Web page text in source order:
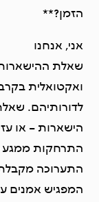
הזמן?**
אני, אנחנו
שאלת
ואקטואלית
לדורותיהם.
הישארות – או
התרחקות ממגע
התערוכה
המפגיש אמנים